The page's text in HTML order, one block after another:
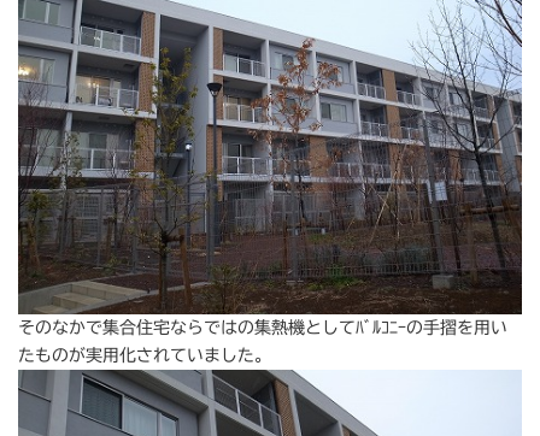
そのなかで集合住宅ならではの集熱機としてﾊﾞﾙｺﾆｰの手摺を用い
たものが実用化されていました。